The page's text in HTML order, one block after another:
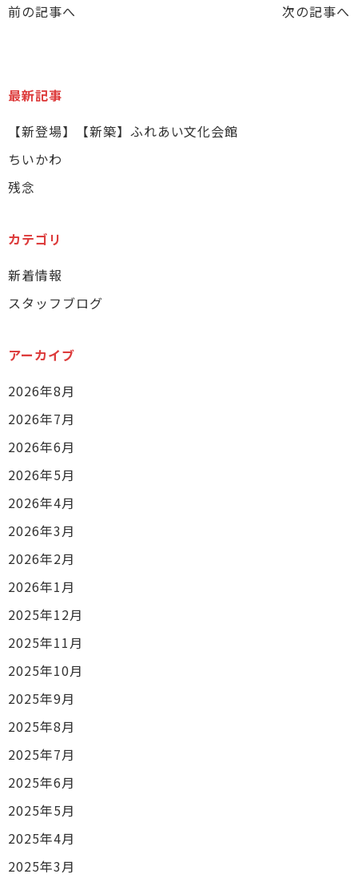
前の記事へ 次の記事へ
最新記事
【新登場】【新築】ふれあい文化会館
ちいかわ
残念
カテゴリ
新着情報
スタッフブログ
アーカイブ
2026年8月
2026年7月
2026年6月
2026年5月
2026年4月
2026年3月
2026年2月
2026年1月
2025年12月
2025年11月
2025年10月
2025年9月
2025年8月
2025年7月
2025年6月
2025年5月
2025年4月
2025年3月